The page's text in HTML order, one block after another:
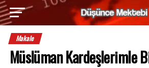
Makale
Müslüman Kardeşlerimle